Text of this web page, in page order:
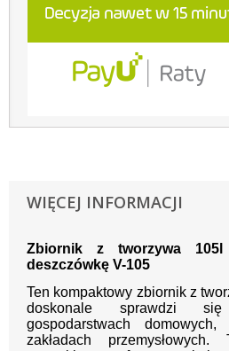
WIĘCEJ INFORMACJI
Zbiornik z tworzywa
deszczówkę V-105
Ten kompaktowy zbiornik z
doskonale sprawdzi
gospodarstwach
zakładach